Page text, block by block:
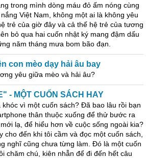
trong mình dòng máu đỏ ấm nóng cùng
Việt Nam, không một ai là không yêu
trẻ của giờ đây và cả thế hệ trẻ của tương
bỏ qua hai cuốn nhật ký mang đậm dấu
năm tháng mưa bom bão đạn.
con mèo dạy hải âu bay
yêu giữa mèo và hải âu?
- MỘT CUỐN SÁCH HAY
vì một cuốn sách? Đã bao lâu rồi bạn
thân thuộc xuống để thử bước ra
lạ, để hiểu hơn về cuộc sống ngoài kia?
cho đến khi tôi cầm và đọc một cuốn sách,
nghĩ cũng chưa từng làm. Đó là một cuốn
chăm chú, kiên nhẫn để đi đến hết câu